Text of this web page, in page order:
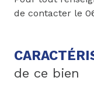
de contacter le
de ce bien